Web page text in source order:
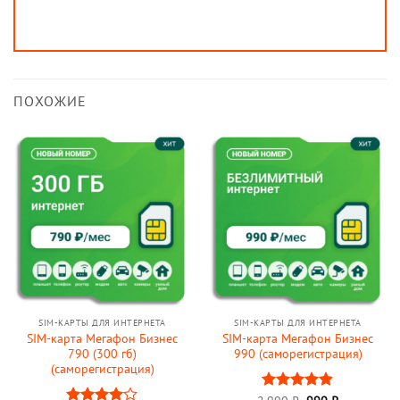
ПОХОЖИЕ
SIM-КАРТЫ ДЛЯ ИНТЕРНЕТА
SIM-карта Мегафон Бизнес
790 (300 гб)
(саморегистрация)
SIM-КАРТЫ ДЛЯ ИНТЕРНЕТА
SIM-карта Мегафон Бизнес
990 (саморегистрация)